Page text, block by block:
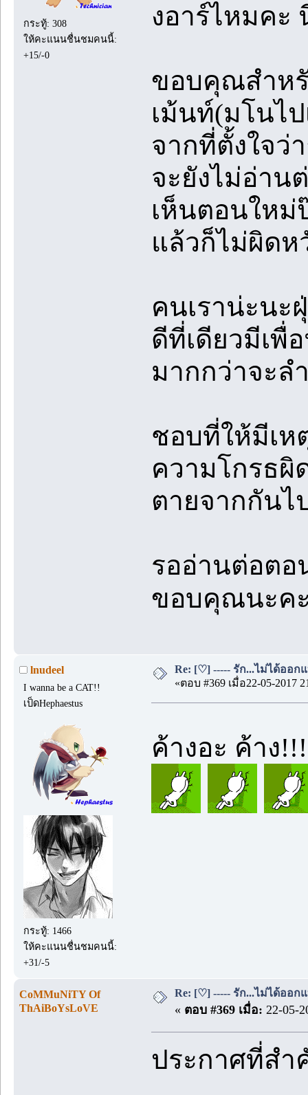
กระทู้: 308
ให้คะแนนชื่นชมคนนี้:
+15/-0
งอาร์ไหมคะ
ขอบคุณสำห
เม้นท์(มโนไป
จากที่ตั้งใจว่
จะยังไม่อ่าน
เห็นตอนให
แล้วก็ไม่ผิดห
คนเราน่ะนะ
ดีที่เดียวมีเพื่
มากกว่าจะล
ชอบที่ให้มีเห
ความโกรธผิ
ตายจากกัน
รออ่านต่อตอ
ขอบคุณนะค
lnudeel
I wanna be a CAT!!
เป็ดHephaestus
กระทู้: 1466
ให้คะแนนชื่นชมคนนี้:
+31/-5
Re: [♡] ----- รัก...ไม่ได้ออกแ
«ตอบ #369 เมื่อ22-05-2017
ค้างอะ ค้าง
CoMMuNiTY Of
ThAiBoYsLoVE
Re: [♡] ----- รัก...ไม่ได้ออกแ
« ตอบ #369 เมื่อ: 22-05-
ประกาศที่ส